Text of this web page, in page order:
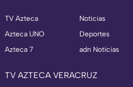
TV Azteca
Azteca UNO
Azteca 7
Noticias
Deportes
adn Noticias
TV AZTECA VERACRUZ